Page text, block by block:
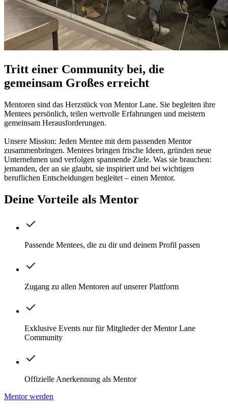
Tritt einer Community bei, die
gemeinsam Großes erreicht
Mentoren sind das Herzstück von Mentor Lane. Sie begleiten ihre
Mentees persönlich, teilen wertvolle Erfahrungen und meistern
gemeinsam Herausforderungen.
Unsere Mission: Jeden Mentee mit dem passenden Mentor
zusammenbringen. Mentees bringen frische Ideen, gründen neue
Unternehmen und verfolgen spannende Ziele. Was sie brauchen:
jemanden, der an sie glaubt, sie inspiriert und bei wichtigen
beruflichen Entscheidungen begleitet – einen Mentor.
Deine Vorteile als Mentor
Passende Mentees, die zu dir und deinem Profil passen
Zugang zu allen Mentoren auf unserer Plattform
Exklusive Events nur für Mitglieder der Mentor Lane
Community
Offizielle Anerkennung als Mentor
Mentor werden